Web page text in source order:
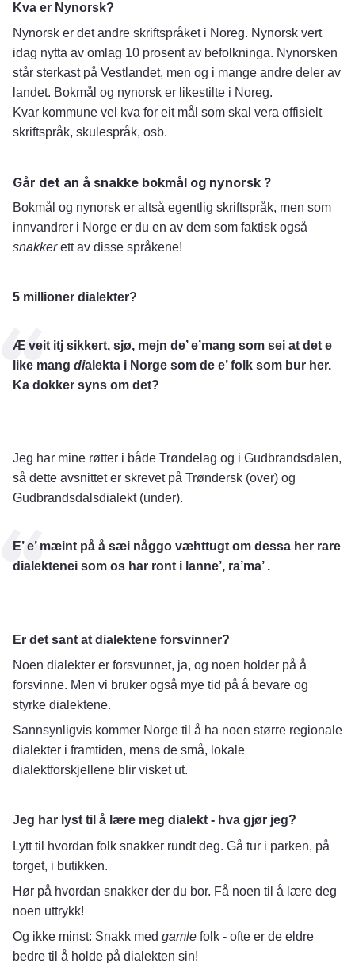
Kva er Nynorsk?
Nynorsk er det andre skriftspråket i Noreg. Nynorsk vert
idag nytta av omlag 10 prosent av befolkninga. Nynorsken
står sterkast på Vestlandet, men og i mange andre deler av
landet. Bokmål og nynorsk er likestilte i Noreg.
Kvar kommune vel kva for eit mål som skal vera offisielt
skriftspråk, skulespråk, osb.
Går det an å snakke bokmål og nynorsk ?
Bokmål og nynorsk er altså egentlig skriftspråk, men som
innvandrer i Norge er du en av dem som faktisk også
snakkerett av disse språkene!
5 millioner dialekter?
Æ veit itj sikkert, sjø, mejn de’ e’mang som sei at det e
like mang dialekta i Norge som de e’ folk som bur her.
Ka dokker syns om det?
Jeg har mine røtter i både Trøndelag og i Gudbrandsdalen,
så dette avsnittet er skrevet på Trøndersk (over) og
Gudbrandsdalsdialekt (under).
E’ e’ mæint på å sæi någgo væhttugt om dessa her rare
dialektenei som os har ront i lanne’, ra’ma’ .
Er det sant at dialektene forsvinner?
Noen dialekter er forsvunnet, ja, og noen holder på å
forsvinne. Men vi bruker også mye tid på å bevare og
styrke dialektene.
Sannsynligvis kommer Norge til å ha noen større regionale
dialekter i framtiden, mens de små, lokale
dialektforskjellene blir visket ut.
Jeg har lyst til å lære meg dialekt - hva gjør jeg?
Lytt til hvordan folk snakker rundt deg. Gå tur i parken, på
torget, i butikken.
Hør på hvordan snakker der du bor. Få noen til å lære deg
noen uttrykk!
Og ikke minst: Snakk med gamle folk - ofte er de eldre
bedre til å holde på dialekten sin!